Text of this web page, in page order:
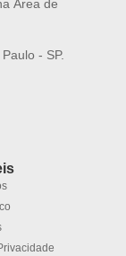
Área de
- SP.